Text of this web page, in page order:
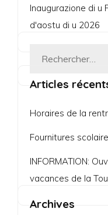
Inaugurazione di u
d'aostu di u 2026
Rechercher :
Articles
Horaires de la
Fournitures
INFORMATION:
vacances de la
Archives